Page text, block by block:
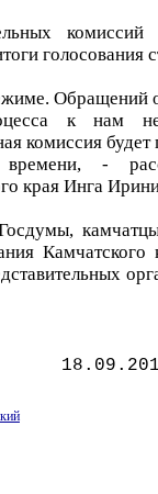
голосования
Обращений
к нам
комиссия будет
-
края Инга
Камчатского